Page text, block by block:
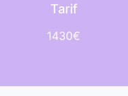
Tarif
1430€